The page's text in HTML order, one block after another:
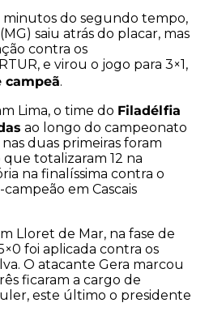
minutos do segundo tempo,
saiu atrás do placar, mas
contra os
e virou o jogo para 3×1,
.
Lima, o time do Filadélfia
ao longo do campeonato
duas primeiras foram
totalizaram 12 na
na finalíssima contra o
em Cascais
Lloret de Mar, na fase de
foi aplicada contra os
O atacante Gera marcou
ficaram a cargo de
este último o presidente